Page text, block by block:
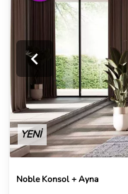
YENİ
Noble Konsol + Ayna